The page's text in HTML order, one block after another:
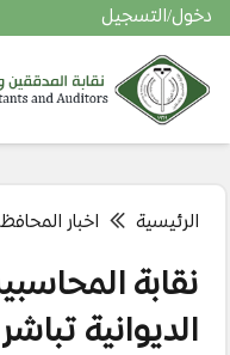
دخول/التسجيل
الرئيسية اخبار
نقابة
الديوانية